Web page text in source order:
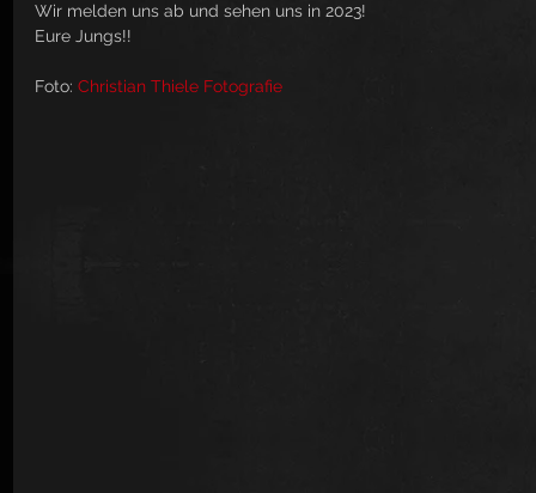
Wir melden uns ab und sehen uns in 2023!
Eure Jungs!!
Foto: Christian Thiele Fotografie